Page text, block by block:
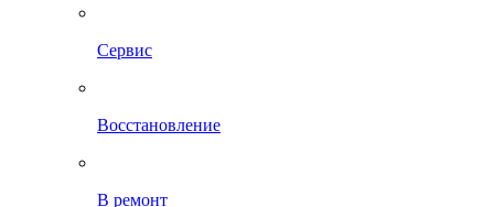
Сервис
Восстановление
В ремонт